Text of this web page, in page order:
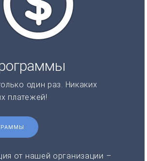
один раз. Никаких
платежей!
от нашей организации –